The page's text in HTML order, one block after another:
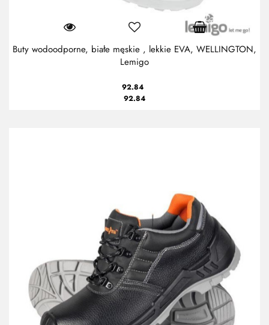
Buty wodoodporne, białe męskie , lekkie EVA, WELLINGTON,
Lemigo
92.84
92.84